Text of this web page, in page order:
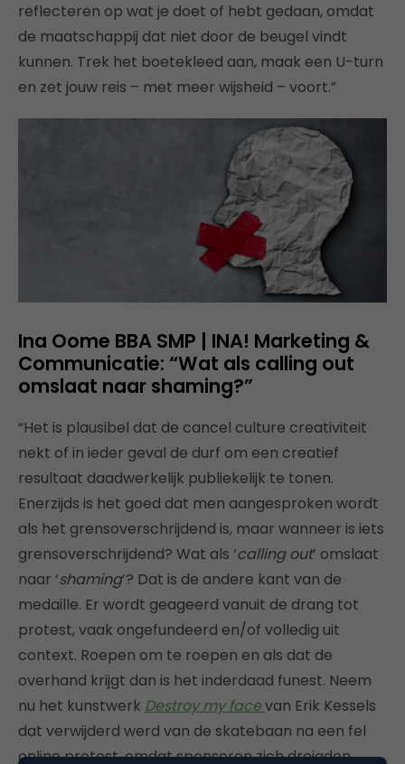
reflecteren op wat je doet of hebt gedaan, omdat
de maatschappij dat niet door de beugel vindt
kunnen. Trek het boetekleed aan, maak een U-turn
en zet jouw reis – met meer wijsheid – voort.”
Ina Oome BBA SMP | INA! Marketing &
Communicatie: “Wat als calling out
omslaat naar shaming?”
“Het is plausibel dat de cancel culture creativiteit
nekt of in ieder geval de durf om een creatief
resultaat daadwerkelijk publiekelijk te tonen.
Enerzijds is het goed dat men aangesproken wordt
als het grensoverschrijdend is, maar wanneer is iets
grensoverschrijdend? Wat als ‘calling out’ omslaat
naar ‘shaming’? Dat is de andere kant van de
medaille. Er wordt geageerd vanuit de drang tot
protest, vaak ongefundeerd en/of volledig uit
context. Roepen om te roepen en als dat de
overhand krijgt dan is het inderdaad funest. Neem
nu het kunstwerk Destroy my facevan Erik Kessels
dat verwijderd werd van de skatebaan na een fel
online protest, omdat sponsoren zich dreigden